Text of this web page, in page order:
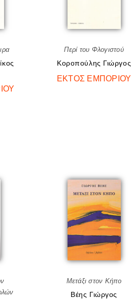
Περί του Φλογιστού
Κοροπούλης Γιώργος
ΕΚΤΌΣ ΕΜΠΟΡΊΟΥ
Μετάξι στον Κήπο
Βέης Γιώργος